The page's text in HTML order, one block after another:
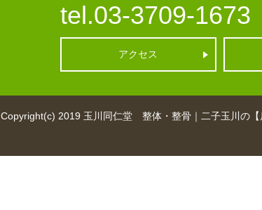
tel.03-3709-1673
アクセス
Copyright(c) 2019 玉川同仁堂 整体・整骨｜二子玉川の【